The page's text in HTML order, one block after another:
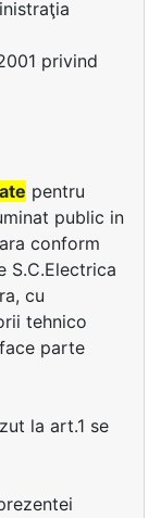
privind
pentru
public in
conform
S.C.Electrica
cu
tehnico
parte
la art.1 se